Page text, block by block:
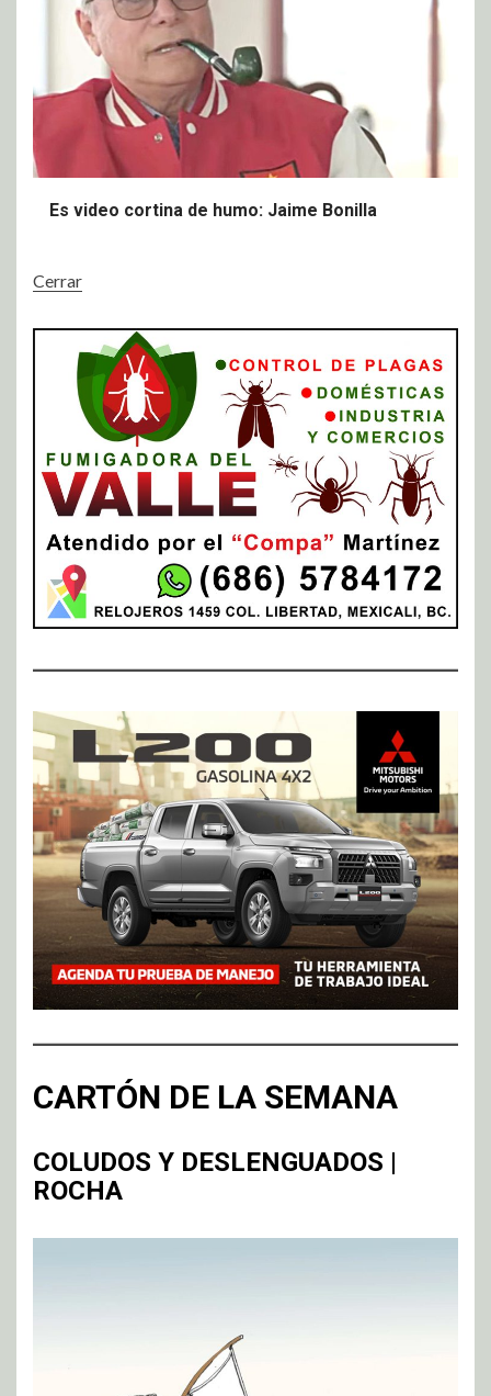
Es video cortina de humo: Jaime Bonilla
Cerrar
CARTÓN DE LA SEMANA
COLUDOS Y DESLENGUADOS |
ROCHA